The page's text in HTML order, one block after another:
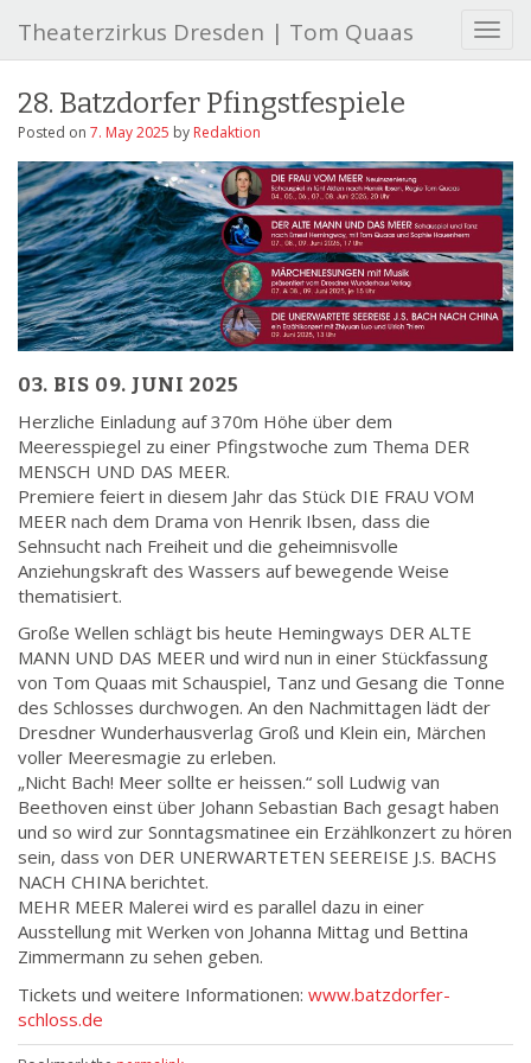
T
o
e
a
i
a
i
Theaterzirkus Dresden | Tom Quaas
28. Batzdorfer Pfingstfespiele
Posted on 7. May 2025 by Redaktion
03. BIS 09. JUNI 2025
Herzliche Einladung auf 370m Höhe über dem
Meeresspiegel zu einer Pfingstwoche zum Thema DER
MENSCH UND DAS MEER.
Premiere feiert in diesem Jahr das Stück DIE FRAU VOM
MEER nach dem Drama von Henrik Ibsen, dass die
Sehnsucht nach Freiheit und die geheimnisvolle
Anziehungskraft des Wassers auf bewegende Weise
thematisiert.
Große Wellen schlägt bis heute Hemingways DER ALTE
MANN UND DAS MEER und wird nun in einer Stückfassung
von Tom Quaas mit Schauspiel, Tanz und Gesang die Tonne
des Schlosses durchwogen. An den Nachmittagen lädt der
Dresdner Wunderhausverlag Groß und Klein ein, Märchen
voller Meeresmagie zu erleben.
„Nicht Bach! Meer sollte er heissen.“ soll Ludwig van
Beethoven einst über Johann Sebastian Bach gesagt haben
und so wird zur Sonntagsmatinee ein Erzählkonzert zu hören
sein, dass von DER UNERWARTETEN SEEREISE J.S. BACHS
NACH CHINA berichtet.
MEHR MEER Malerei wird es parallel dazu in einer
Ausstellung mit Werken von Johanna Mittag und Bettina
Zimmermann zu sehen geben.
Tickets und weitere Informationen: www.batzdorfer-
schloss.de